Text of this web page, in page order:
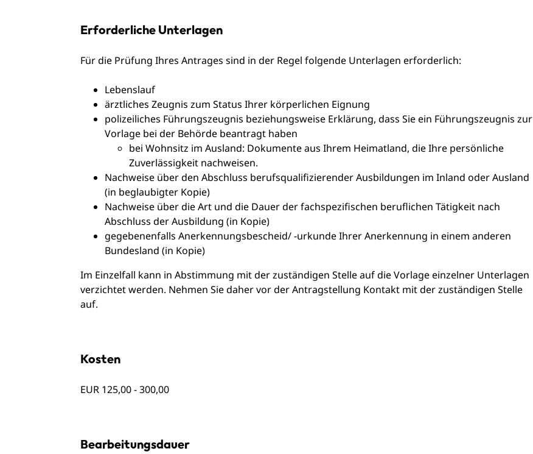
Erforderliche Unterlagen
Für die Prüfung Ihres Antrages sind in der Regel folgende Unterlagen erforderlich:
Lebenslauf
ärztliches Zeugnis zum Status Ihrer körperlichen Eignung
polizeiliches Führungszeugnis beziehungsweise Erklärung, dass Sie ein Führungszeugnis zur
Vorlage bei der Behörde beantragt haben
bei Wohnsitz im Ausland: Dokumente aus Ihrem Heimatland, die Ihre persönliche
Zuverlässigkeit nachweisen.
Nachweise über den Abschluss berufsqualifizierender Ausbildungen im Inland oder Ausland
(in beglaubigter Kopie)
Nachweise über die Art und die Dauer der fachspezifischen beruflichen Tätigkeit nach
Abschluss der Ausbildung (in Kopie)
gegebenenfalls Anerkennungsbescheid/ -urkunde Ihrer Anerkennung in einem anderen
Bundesland (in Kopie)
Im Einzelfall kann in Abstimmung mit der zuständigen Stelle auf die Vorlage einzelner Unterlagen
verzichtet werden. Nehmen Sie daher vor der Antragstellung Kontakt mit der zuständigen Stelle
auf.
Kosten
EUR 125,00 - 300,00
Bearbeitungsdauer